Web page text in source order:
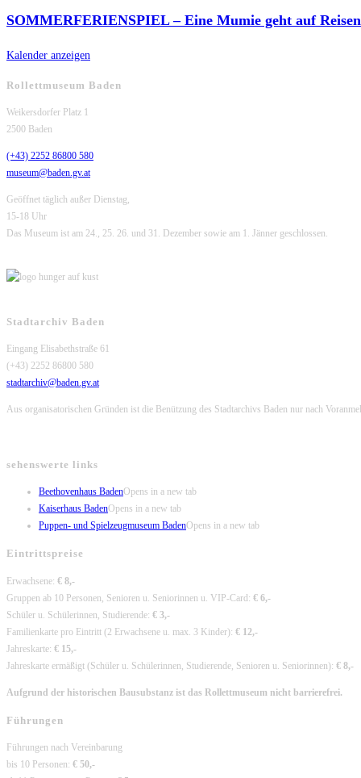
SOMMERFERIENSPIEL – Eine Mumie geht auf
Kalender anzeigen
Rollettmuseum Baden
Weikersdorfer Platz 1
2500 Baden
(+43) 2252 86800 580
museum@baden.gv.at
Geöffnet täglich außer Dienstag,
15-18 Uhr
Das Museum ist am 24., 25. 26. und 31. Dezember sowie am 1. Jänner geschlossen.
Stadtarchiv Baden
Eingang Elisabethstraße 61
(+43) 2252 86800 580
stadtarchiv@baden.gv.at
Aus organisatorischen Gründen ist die Benützung des Stadtarchivs Baden nur nach
sehenswerte links
Beethovenhaus BadenOpens in a new tab
Kaiserhaus BadenOpens in a new tab
Puppen- und Spielzeugmuseum BadenOpens in a new tab
Eintrittspreise
Erwachsene: € 8,-
Gruppen ab 10 Personen, Senioren u. Seniorinnen u. VIP-Card: € 6,-
Schüler u. Schülerinnen, Studierende: € 3,-
Familienkarte pro Eintritt (2 Erwachsene u. max. 3 Kinder): € 12,-
Jahreskarte: € 15,-
Jahreskarte ermäßigt (Schüler u. Schülerinnen, Studierende, Senioren u. Seniorinnen): € 8,-
Aufgrund der historischen Bausubstanz ist das Rollettmuseum nicht barrierefrei.
Führungen
Führungen nach Vereinbarung
bis 10 Personen: € 50,-